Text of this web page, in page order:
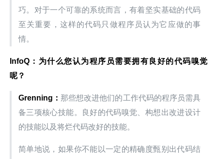
巧。对于一个可靠的系统而言，有着坚实基础的代码
至关重要，这样的代码只做程序员认为它应做的事
情。
InfoQ ：为什么您认为程序员需要拥有良好的代码嗅觉
呢？
Grenning ： 那些想改进他们的工作代码的程序员需具
备三项核心技能。良好的代码嗅觉、构想出改进设计
的技能以及将烂代码改好的技能。
简单地说，如果你不能以一定的精确度甄别出代码结